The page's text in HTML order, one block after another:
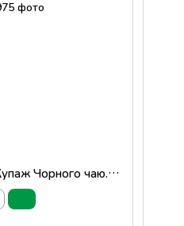
Чай ТМ Сан Гарден ЛІТНІЙ ЛУГ.Купаж Чорного чаю.25 пак.в пач